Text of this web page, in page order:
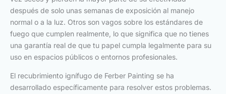
después de solo unas semanas de exposición al manejo
normal o a la luz. Otros son vagos sobre los estándares de
fuego que cumplen realmente, lo que significa que no tienes
una garantía real de que tu papel cumpla legalmente para su
uso en espacios públicos o entornos profesionales.
El recubrimiento ignífugo de Ferber Painting se ha
desarrollado específicamente para resolver estos problemas.